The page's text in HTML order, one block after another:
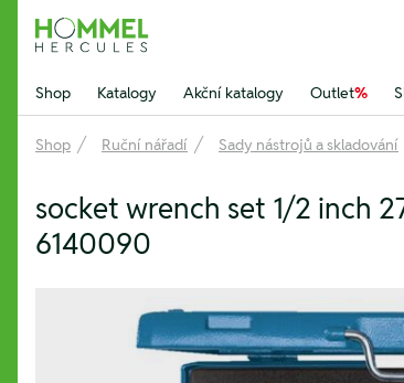
Hommel Hercules
Shop Katalogy Akční katalogy Outlet%
Shop Ruční nářadí Sady nástrojů a skladování
socket wrench set 1/2 inch
6140090